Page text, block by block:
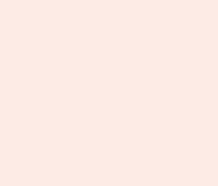
sind verschiedene